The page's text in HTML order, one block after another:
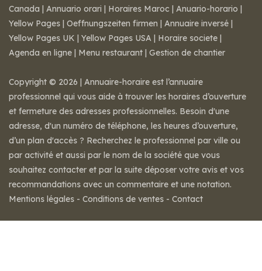
Canada | Annuario orari | Horaires Maroc | Anuario-horario |
Yellow Pages | Oeffnungszeiten firmen | Annuaire inversé |
Yellow Pages UK | Yellow Pages USA | Horaire societe |
Agenda en ligne | Menu restaurant | Gestion de chantier
Copyright © 2026 | Annuaire-horaire est l’annuaire
professionnel qui vous aide à trouver les horaires d’ouverture
et fermeture des adresses professionnelles. Besoin d'une
adresse, d'un numéro de téléphone, les heures d’ouverture,
d’un plan d'accès ? Recherchez le professionnel par ville ou
par activité et aussi par le nom de la société que vous
souhaitez contacter et par la suite déposer votre avis et vos
recommandations avec un commentaire et une notation.
Mentions légales - Conditions de ventes - Contact